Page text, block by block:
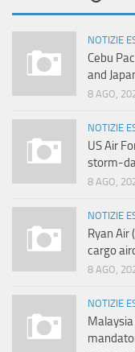
NOTIZIE
Cebu
and
8 AGO,
NOTIZIE
US Air
storm-
8 AGO,
NOTIZIE
Ryan Air
cargo
8 AGO,
NOTIZIE